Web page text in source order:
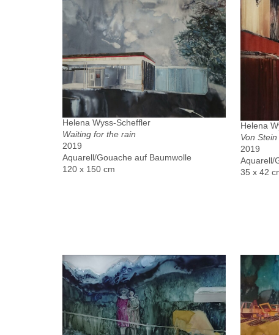
Helena Wyss-Scheffler
Waiting for the rain
2019
Aquarell/Gouache auf Baumwolle
120 x 150 cm
Helena
Von
2019
Aquarell/
35 x 42